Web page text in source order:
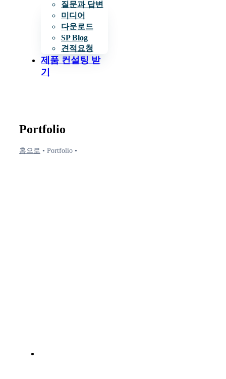
질문과 답변
미디어
다운로드
SP Blog
견적요청
제품 컨설팅 받
기
Portfolio
홈으로 • Portfolio•